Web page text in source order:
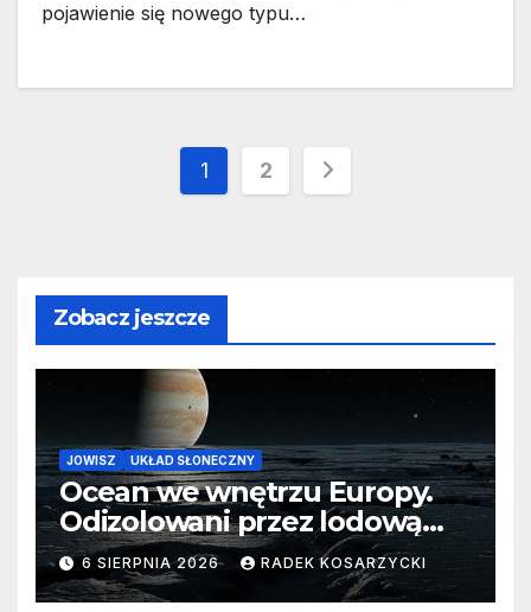
pojawienie się nowego typu…
Stronicowanie
1 2
Zobacz jeszcze
JOWISZ UKŁAD SŁONECZNY
Ocean we wnętrzu Europy.
Odizolowani przez lodową
barierę
6 SIERPNIA 2026 RADEK KOSARZYCKI